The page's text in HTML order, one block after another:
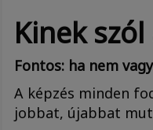
Kinek
Fontos: ha nem
A képzés minden
jobbat, újabbat